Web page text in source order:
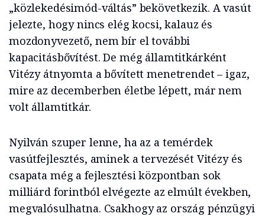
„közlekedésimód-váltás” bekövetkezik. A vasút
jelezte, hogy nincs elég kocsi, kalauz és
mozdonyvezető, nem bír el további
kapacitásbővítést. De még államtitkárként
Vitézy átnyomta a bővített menetrendet – igaz,
mire az decemberben életbe lépett, már nem
volt államtitkár.
Nyilván szuper lenne, ha az a temérdek
vasútfejlesztés, aminek a tervezését Vitézy és
csapata még a fejlesztési központban sok
milliárd forintból elvégezte az elmúlt években,
megvalósulhatna. Csakhogy az ország pénzügyi